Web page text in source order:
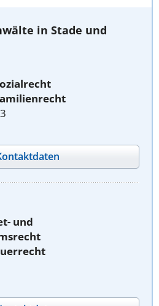
in Stade und
und